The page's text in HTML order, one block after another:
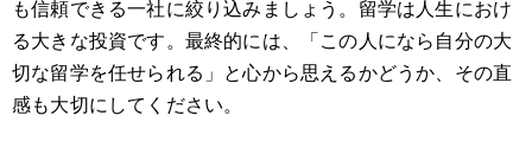
も信頼できる一社に絞り込みましょう。留学は人生におけ
る大きな投資です。最終的には、「この人になら自分の大
切な留学を任せられる」と心から思えるかどうか、その直
感も大切にしてください。